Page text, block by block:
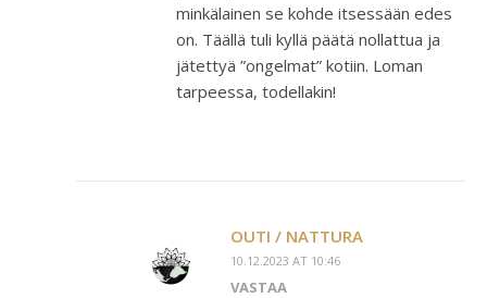
minkälainen se kohde itsessään edes
on. Täällä tuli kyllä päätä nollattua ja
jätettyä ”ongelmat” kotiin. Loman
tarpeessa, todellakin!
OUTI / NATTURA
10.12.2023 AT 10:46
VASTAA